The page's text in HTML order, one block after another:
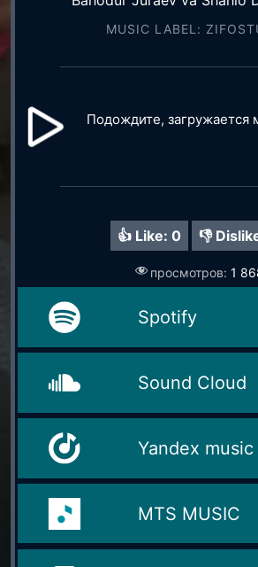
MUSIC LABEL:
Подождите, загружается
👍 Like: 0 👎
просмотров: 1
Spotify
Sound Cloud
Yandex music
MTS MUSIC